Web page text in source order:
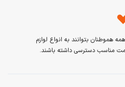
هموطنان بتوانند به انواع لوازم
مناسب دسترسی داشته باشند.